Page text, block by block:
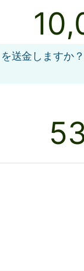
送金しますか？